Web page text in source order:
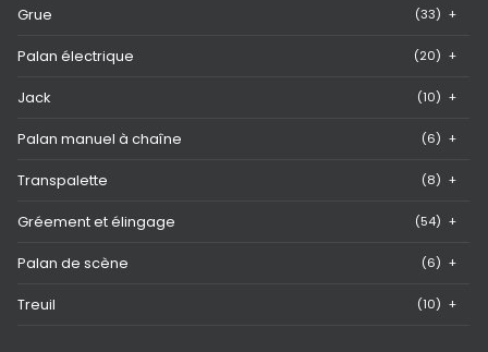
Grue (33) +
Palan électrique (20) +
Jack (10) +
Palan manuel à chaîne (6) +
Transpalette (8) +
Gréement et élingage (54) +
Palan de scène (6) +
Treuil (10) +